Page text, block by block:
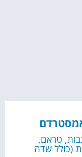
טראם,
(כולל שדה